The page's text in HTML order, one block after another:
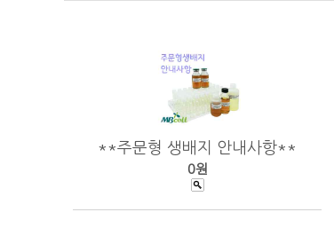
**주문형 생배지 안내사항**
0원